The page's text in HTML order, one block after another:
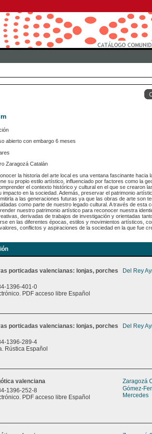
abierto con embargo 6 meses
Zaragozá Catalán
la historia del arte local es una ventana fascinante hacia
su propio estilo artístico, influenciado por factores como la
el contexto histórico y cultural en el que se crearon
impacto en la sociedad. Además, preservar el patrimonio
a las generaciones futuras ya que las obras de arte son
como parte de nuestro legado cultural. A través de esta
nuestro patrimonio artístico para reconocer nuestra
derivadas de trabajos de investigación y orientadas
en las diferentes épocas, estilos y movimientos artísticos,
conflictos y aspiraciones de la sociedad en la que fue
porticadas valencianas: lonjas, porches
1396-401-0
PDF acceso libre Español
Del Rey
porticadas valencianas: lonjas, porches
1396-289-4
Rústica Español
Del Rey
valenciana
1396-252-8
PDF acceso libre Español
Zaragozá
Gómez-
Mercedes